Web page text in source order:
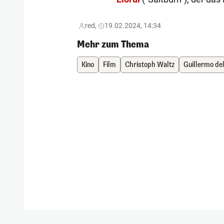
red, 19.02.2024, 14:34
Mehr zum Thema
Kino Film Christoph Waltz Guillermo